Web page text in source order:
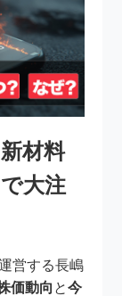
材料
大注
営する長嶋
価動向 と今